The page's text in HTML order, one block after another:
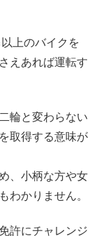
上のバイクを
えあれば運転す
輪と変わらない
取得する意味が
、小柄な方や女
わかりません。
許にチャレンジ